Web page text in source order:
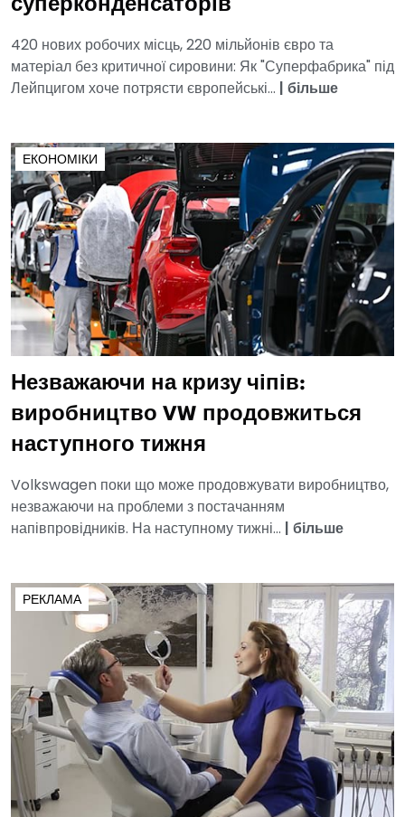
суперконденсаторів
420 нових робочих місць, 220 мільйонів євро та
матеріал без критичної сировини: Як "Суперфабрика" під
Лейпцигом хоче потрясти європейські... | більше
ЕКОНОМІКИ
Незважаючи на кризу чіпів:
виробництво VW продовжиться
наступного тижня
Volkswagen поки що може продовжувати виробництво,
незважаючи на проблеми з постачанням
напівпровідників. На наступному тижні... | більше
РЕКЛАМА